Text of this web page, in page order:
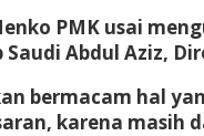
PMK usai
Saudi Abdul Aziz,
bermacam hal
karena masih